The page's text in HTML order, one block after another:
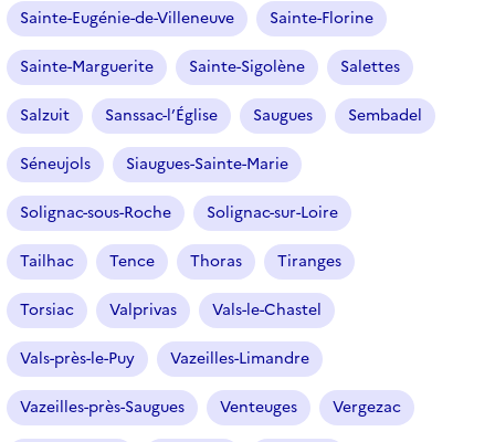
Sainte-Eugénie-de-Villeneuve Sainte-Florine
Sainte-Marguerite Sainte-Sigolène Salettes
Salzuit Sanssac-l’Église Saugues Sembadel
Séneujols Siaugues-Sainte-Marie
Solignac-sous-Roche Solignac-sur-Loire
Tailhac Tence Thoras Tiranges
Torsiac Valprivas Vals-le-Chastel
Vals-près-le-Puy Vazeilles-Limandre
Vazeilles-près-Saugues Venteuges Vergezac